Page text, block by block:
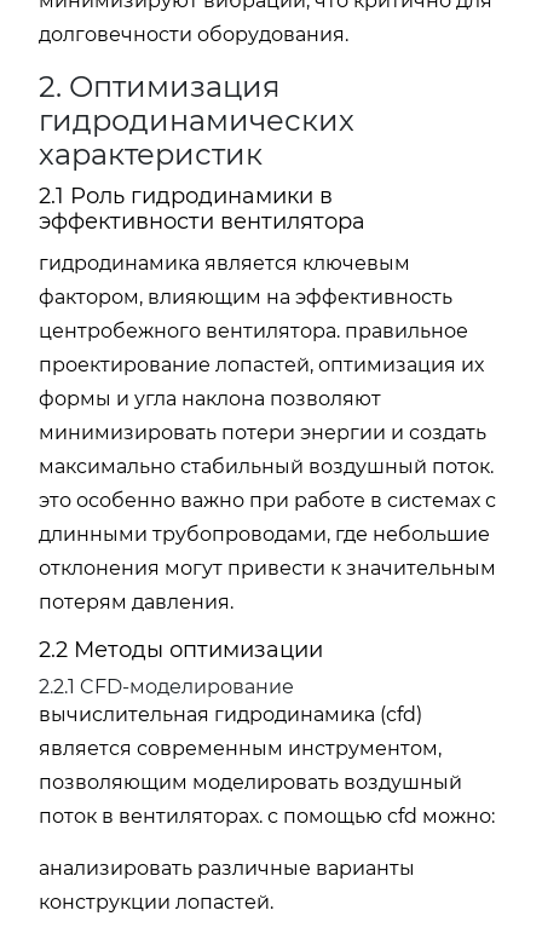
долговечности оборудования.
2. Оптимизация
гидродинамических
характеристик
2.1 Роль гидродинамики в
эффективности вентилятора
гидродинамика является ключевым
фактором, влияющим на эффективность
центробежного вентилятора. правильное
проектирование лопастей, оптимизация их
формы и угла наклона позволяют
минимизировать потери энергии и создать
максимально стабильный воздушный поток.
это особенно важно при работе в системах с
длинными трубопроводами, где небольшие
отклонения могут привести к значительным
потерям давления.
2.2 Методы оптимизации
2.2.1 CFD-моделирование
вычислительная гидродинамика (cfd)
является современным инструментом,
позволяющим моделировать воздушный
поток в вентиляторах. с помощью cfd можно:
анализировать различные варианты
конструкции лопастей.